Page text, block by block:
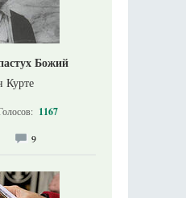
Божий
Курте
1167
9